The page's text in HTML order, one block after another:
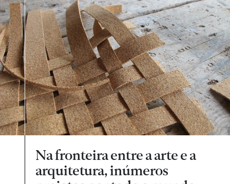
Na fronteira entre a arte e a
arquitetura, inúmeros